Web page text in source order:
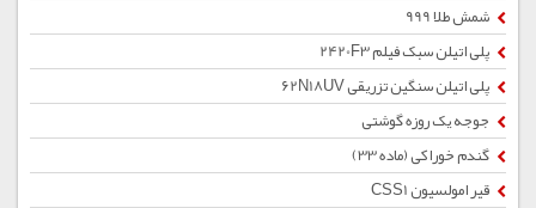
شمش طلا 999
پلی اتیلن سبک فیلم 2420F3
پلی اتیلن سنگین تزریقی 62N18UV
جوجه یک روزه گوشتی
گندم خوراکی (ماده 33)
قیر امولسیون CSS1